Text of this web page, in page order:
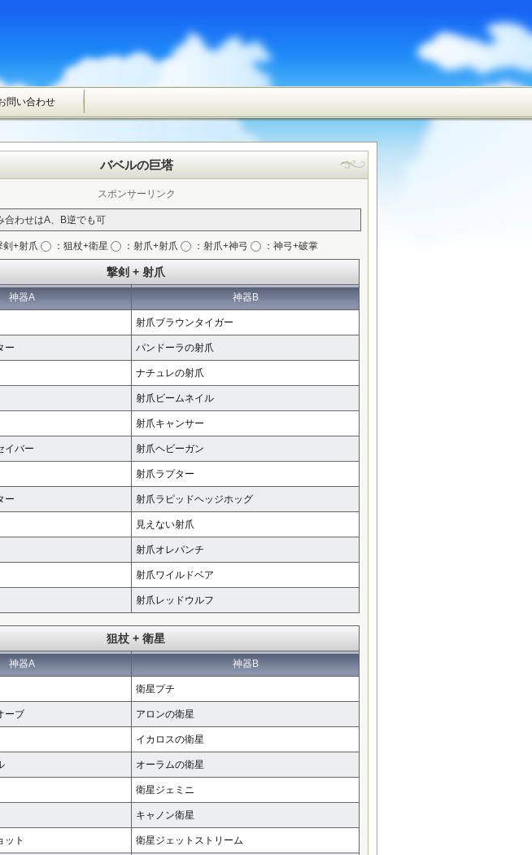
バベルの巨塔
スポンサーリンク
合わせはA、B逆でも可
剣+射爪 ：狙杖+衛星 ：射爪+射爪 ：射爪+神弓 ：神弓+破掌
撃剣 + 射爪
神器A 神器B
射爪ブラウンタイガー
ー パンドーラの射爪
ナチュレの射爪
射爪ビームネイル
射爪キャンサー
イバー 射爪ヘビーガン
射爪ラプター
ー 射爪ラピッドヘッジホッグ
見えない射爪
射爪オレパンチ
射爪ワイルドベア
射爪レッドウルフ
狙杖 + 衛星
神器A 神器B
衛星プチ
ーブ アロンの衛星
イカロスの衛星
オーラムの衛星
衛星ジェミニ
キャノン衛星
ット 衛星ジェットストリーム
問い合わせ